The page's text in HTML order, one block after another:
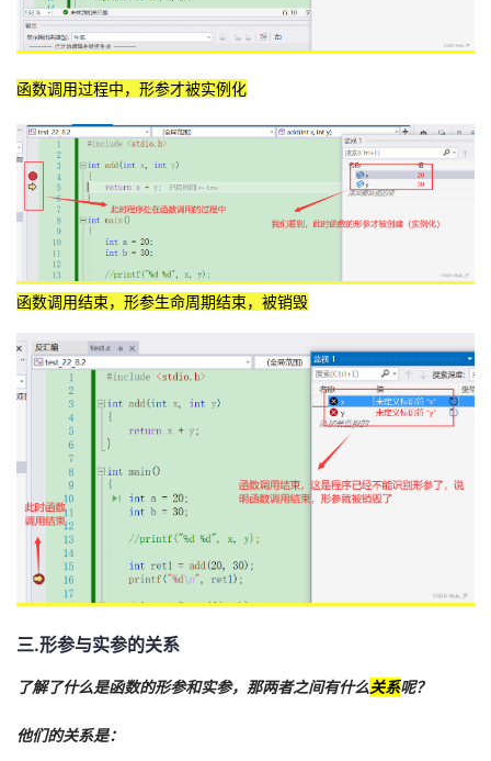
函数调用过程中，形参才被实例化
函数调用结束，形参生命周期结束，被销毁
三.形参与实参的关系
了解了什么是函数的形参和实参，那两者之间有什么关系呢？
他们的关系是：